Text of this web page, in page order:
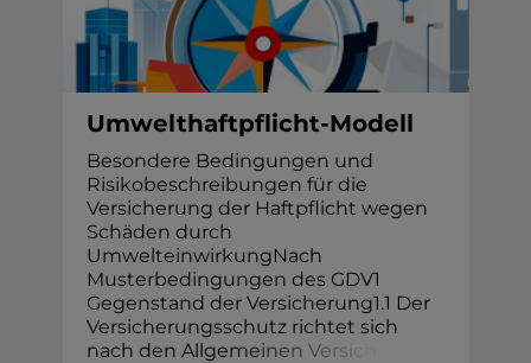
Umwelthaftpflicht-Modell
Besondere Bedingungen und
Risikobeschreibungen für die
Versicherung der Haftpflicht wegen
Schäden durch
UmwelteinwirkungNach
Musterbedingungen des GDV1
Gegenstand der Versicherung1.1 Der
Versicherungsschutz richtet sich
nach den Allgemeinen Vers